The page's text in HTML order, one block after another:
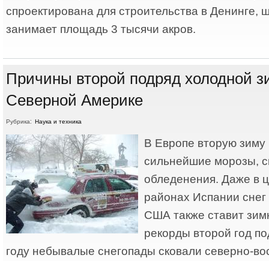
спроектирована для строительства в Денинге,
занимает площадь 3 тысячи акров.
Причины второй подряд холодной
Северной Америке
Рубрика: Наука и техника
В Европе вторую
сильнейшие морозы,
обледенения. Даже в
районах Испании
США также ставит
рекорды второй год
году небывалые снегопады сковали северно-